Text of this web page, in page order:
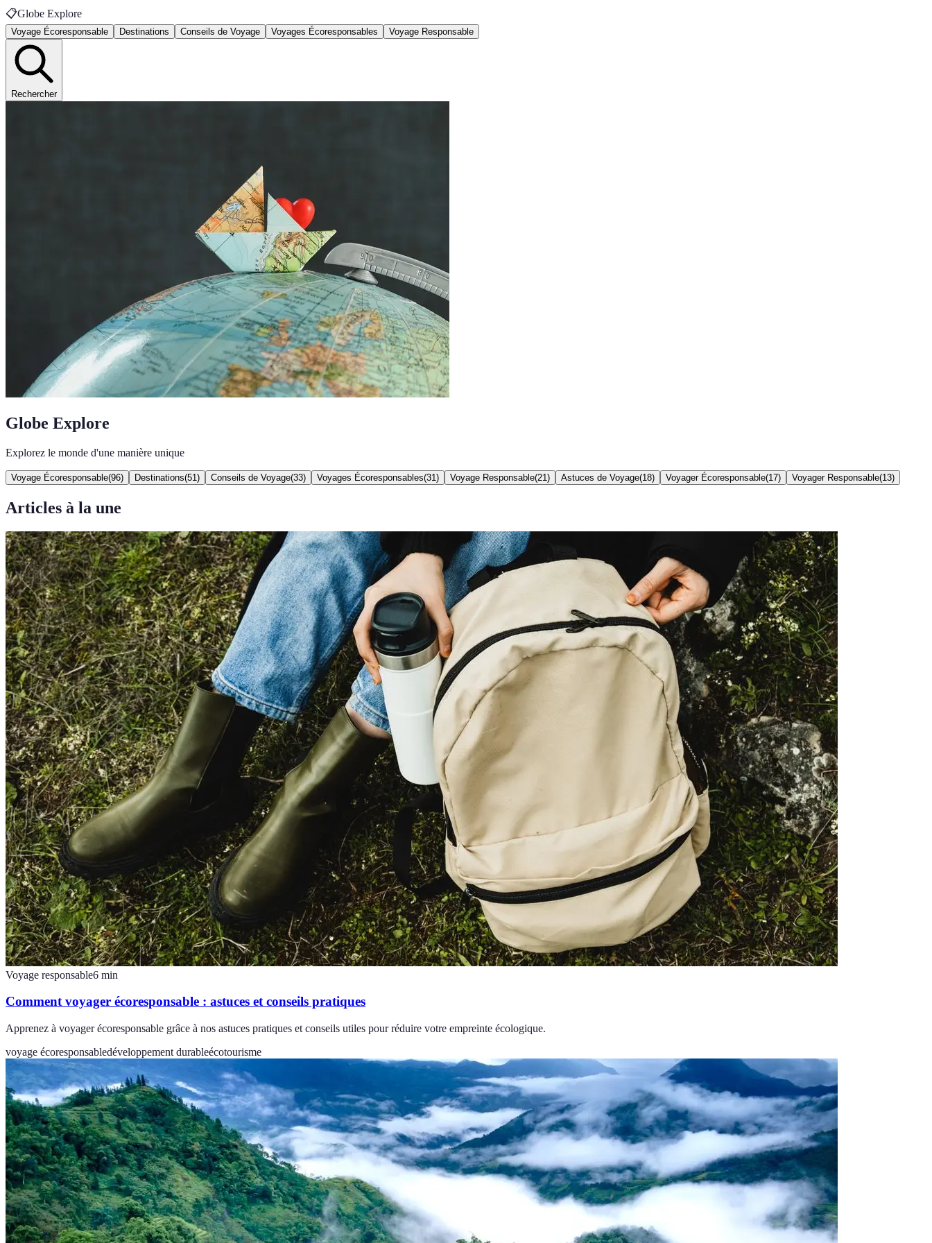
📋Globe Explore
Voyage Écoresponsable Destinations Conseils de Voyage Voyages Écoresponsables Voyage Responsable
Rechercher
Globe Explore
Explorez le monde d'une manière unique
Voyage Écoresponsable(96) Destinations(51 ) Conseils de Voyage(33) Voyages Écoresponsables(31 ) Voyage Responsable(21 ) Astuces de Voyage(18) Voyager Écoresponsable(17) Voyager Responsable(13)
Articles à la une
Voyage responsable6 min
Comment voyager écoresponsable : astuces et conseils pratiques
Apprenez à voyager écoresponsable grâce à nos astuces pratiques et conseils utiles pour réduire votre empreinte écologique.
voyage écoresponsabledéveloppement durableécotourisme